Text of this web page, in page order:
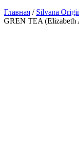
Главная / Silvana
GREN TEA (Elizabeth